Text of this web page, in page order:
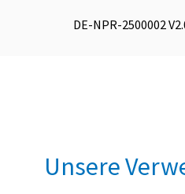
DE-NPR-2500002
Unsere